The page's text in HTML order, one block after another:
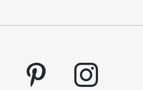
pinterest instagram